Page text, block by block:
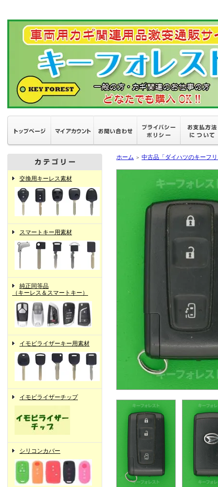
交換用キーレス素材
スマートキー用素材
純正同等品
（キーレス＆スマートキー）
イモビライザーキー用素材
イモビライザーチップ
シリコンカバー
ホーム ＞ 中古品「ダイハツのキーフ